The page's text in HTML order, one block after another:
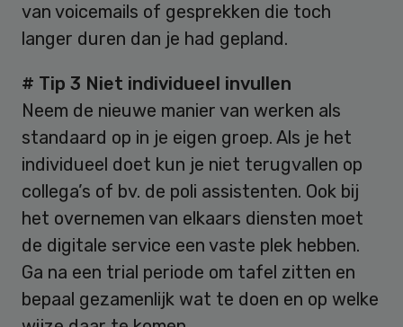
van voicemails of gesprekken die toch
langer duren dan je had gepland.
# Tip 3 Niet individueel invullen
Neem de nieuwe manier van werken als
standaard op in je eigen groep. Als je het
individueel doet kun je niet terugvallen op
collega’s of bv. de poli assistenten. Ook bij
het overnemen van elkaars diensten moet
de digitale service een vaste plek hebben.
Ga na een trial periode om tafel zitten en
bepaal gezamenlijk wat te doen en op welke